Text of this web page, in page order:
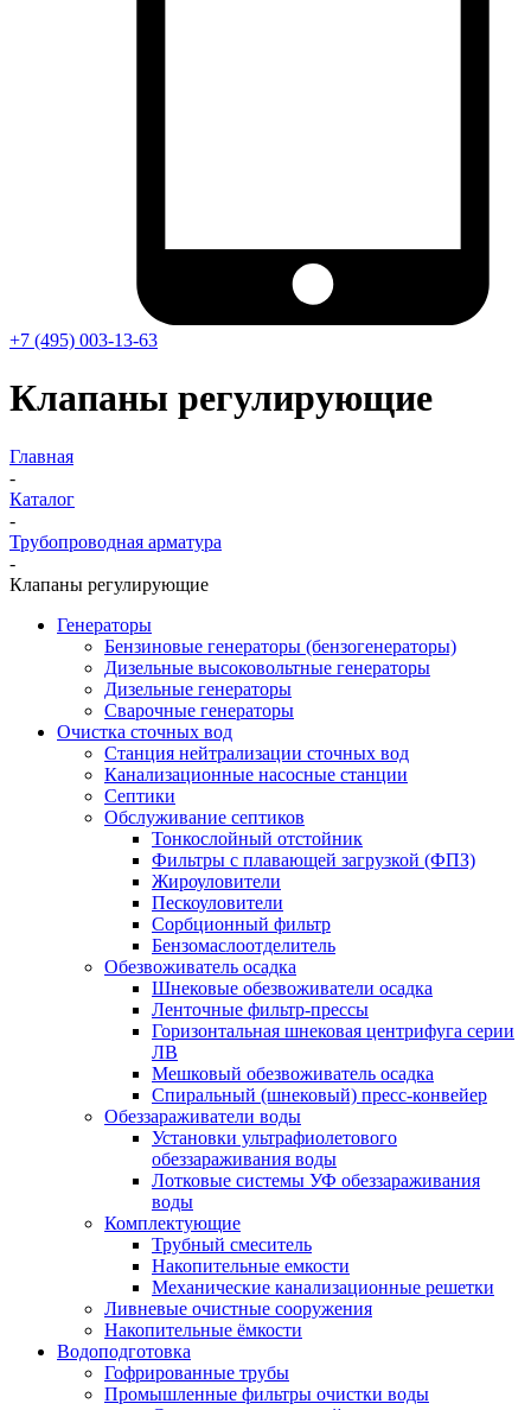
+7 (495) 003-13-63
Клапаны регулирующие
Главная
-
Каталог
-
Трубопроводная арматура
-
Клапаны регулирующие
Генераторы
Бензиновые генераторы (бензогенераторы)
Дизельные высоковольтные генераторы
Дизельные генераторы
Сварочные генераторы
Очистка сточных вод
Станция нейтрализации сточных вод
Канализационные насосные станции
Септики
Обслуживание септиков
Тонкослойный отстойник
Фильтры с плавающей загрузкой (ФПЗ)
Жироуловители
Пескоуловители
Сорбционный фильтр
Бензомаслоотделитель
Обезвоживатель осадка
Шнековые обезвоживатели осадка
Ленточные фильтр-прессы
Горизонтальная шнековая центрифуга серии
ЛВ
Мешковый обезвоживатель осадка
Спиральный (шнековый) пресс-конвейер
Обеззараживатели воды
Установки ультрафиолетового
обеззараживания воды
Лотковые системы УФ обеззараживания
воды
Комплектующие
Трубный смеситель
Накопительные емкости
Механические канализационные решетки
Ливневые очистные сооружения
Накопительные ёмкости
Водоподготовка
Гофрированные трубы
Промышленные фильтры очистки воды